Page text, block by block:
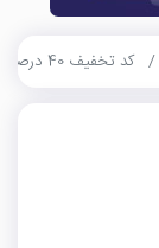
کد تخفیف 40 درصدی فیدیبو